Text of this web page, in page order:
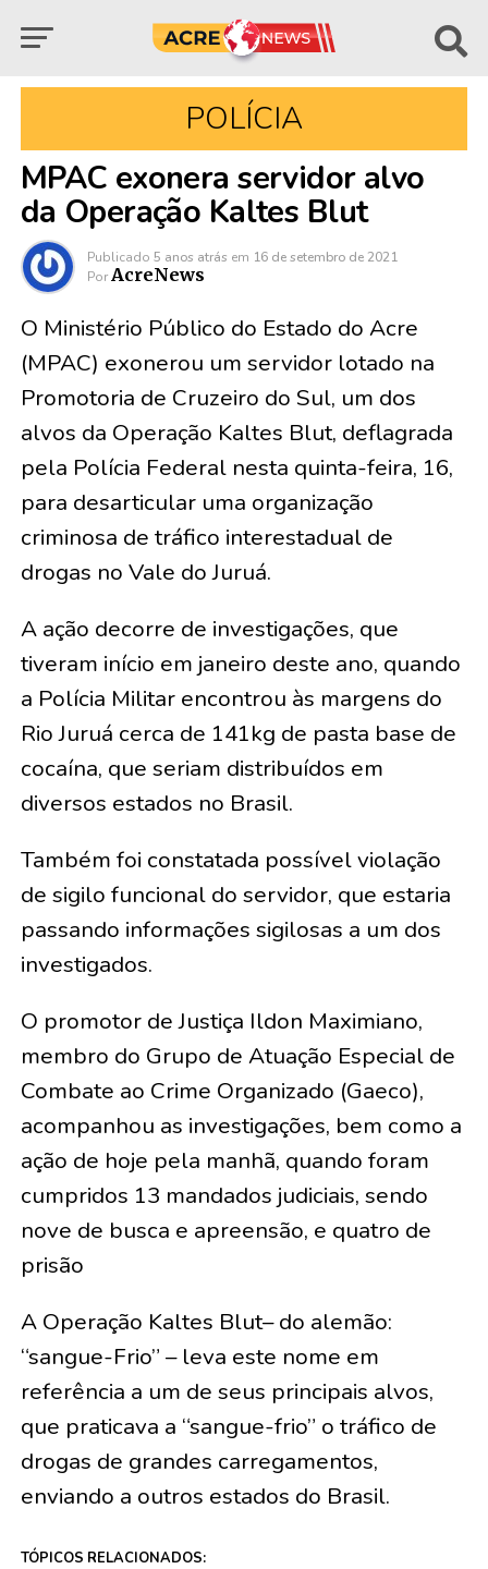
POLÍCIA
MPAC exonera servidor alvo
da Operação Kaltes Blut
Publicado 5 anos atrás em 16 de setembro de 2021
Por AcreNews
O Ministério Público do Estado do Acre
(MPAC) exonerou um servidor lotado na
Promotoria de Cruzeiro do Sul, um dos
alvos da Operação Kaltes Blut, deflagrada
pela Polícia Federal nesta quinta-feira, 16,
para desarticular uma organização
criminosa de tráfico interestadual de
drogas no Vale do Juruá.
A ação decorre de investigações, que
tiveram início em janeiro deste ano, quando
a Polícia Militar encontrou às margens do
Rio Juruá cerca de 141kg de pasta base de
cocaína, que seriam distribuídos em
diversos estados no Brasil.
Também foi constatada possível violação
de sigilo funcional do servidor, que estaria
passando informações sigilosas a um dos
investigados.
O promotor de Justiça Ildon Maximiano,
membro do Grupo de Atuação Especial de
Combate ao Crime Organizado (Gaeco),
acompanhou as investigações, bem como a
ação de hoje pela manhã, quando foram
cumpridos 13 mandados judiciais, sendo
nove de busca e apreensão, e quatro de
prisão
A Operação Kaltes Blut– do alemão:
“sangue-Frio” – leva este nome em
referência a um de seus principais alvos,
que praticava a “sangue-frio” o tráfico de
drogas de grandes carregamentos,
enviando a outros estados do Brasil.
TÓPICOS RELACIONADOS: